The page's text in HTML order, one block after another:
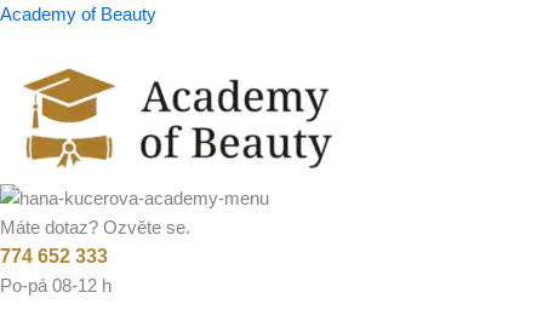
Přeskočit
Academy of Beauty
Máte dotaz? Ozvěte se.
774 652 333
Po-pá 08-12 h